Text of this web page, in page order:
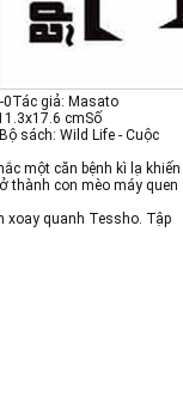
0Tác giả: Masato
cmSố
Bộ sách: Wild Life - Cuộc
một căn bệnh kì lạ khiến
thành con mèo máy quen
xoay quanh Tessho. Tập